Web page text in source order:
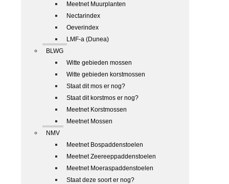
Meetnet Muurplanten
Nectarindex
Oeverindex
LMF-a (Dunea)
BLWG
Witte gebieden mossen
Witte gebieden korstmossen
Staat dit mos er nog?
Staat dit korstmos er nog?
Meetnet Korstmossen
Meetnet Mossen
NMV
Meetnet Bospaddenstoelen
Meetnet Zeereeppaddenstoelen
Meetnet Moeraspaddenstoelen
Staat deze soort er nog?